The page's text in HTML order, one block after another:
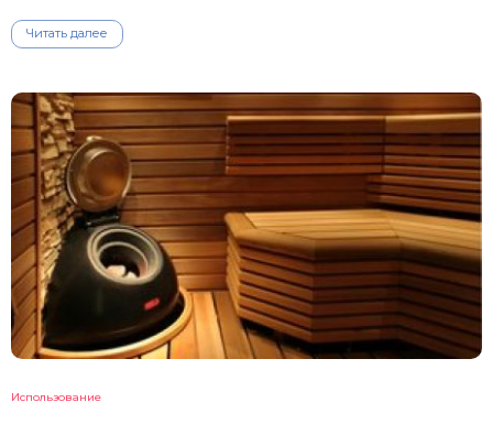
Читать далее
Использование